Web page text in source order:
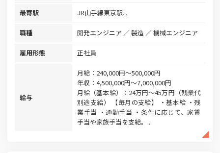
最寄駅 JR山手線東京駅...
職種 開発エンジニア 製造 機械エンジニア
雇用形態 正社員
給与
月給：240,000円～500,000円
年収：4,500,000円～7,000,000円
月給（基本給）：24万円〜45万円（残業代
別途支給） 【毎月の支給】 ・基本給 ・残
業手当 ・通勤手当 ・条件に応じて、家賃
手当や家族手当を支給。...